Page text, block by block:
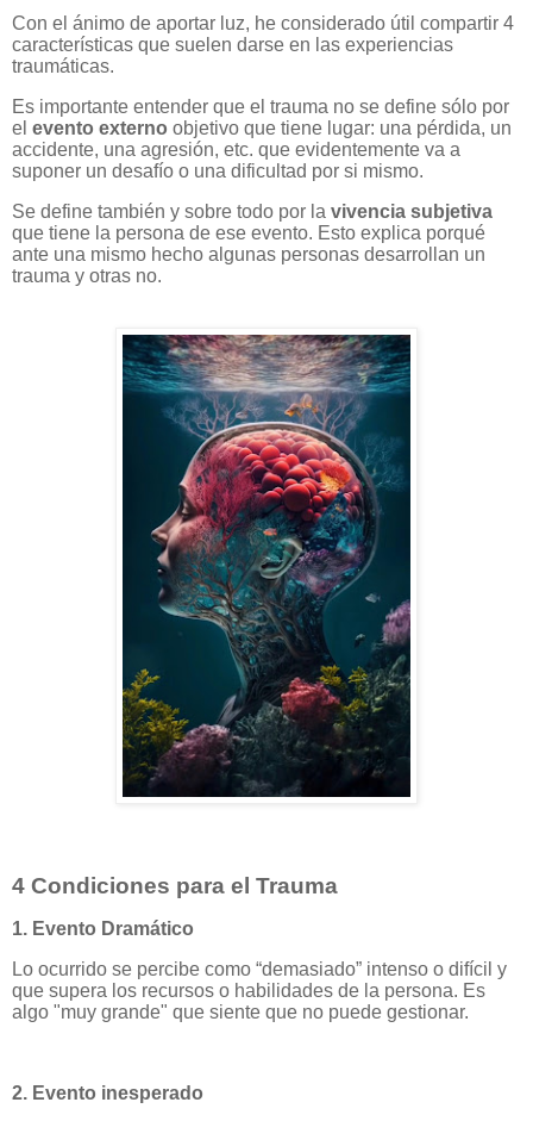
Con el ánimo de aportar luz, he considerado útil compartir 4
características que suelen darse en las experiencias
traumáticas.
Es importante entender que el trauma no se define sólo por
el evento externo objetivo que tiene lugar: una pérdida, un
accidente, una agresión, etc. que evidentemente va a
suponer un desafío o una dificultad por si mismo.
Se define también y sobre todo por la vivencia subjetiva
que tiene la persona de ese evento. Esto explica porqué
ante una mismo hecho algunas personas desarrollan un
trauma y otras no.
4 Condiciones para el Trauma
1. Evento Dramático
Lo ocurrido se percibe como “demasiado” intenso o difícil y
que supera los recursos o habilidades de la persona. Es
algo "muy grande" que siente que no puede gestionar.
2. Evento inesperado